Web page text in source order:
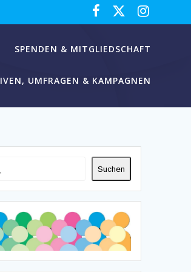
SPENDEN & MITGLIEDSCHAFT
UMFRAGEN & KAMPAGNEN
Suchen